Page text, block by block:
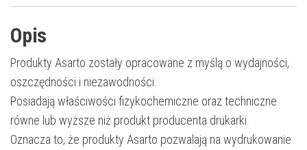
Opis
Produkty Asarto zostały opracowane z myślą o wydajności,
oszczędności i niezawodności.
Posiadają właściwości fizykochemiczne oraz techniczne
równe lub wyższe niż produkt producenta drukarki.
Oznacza to, że produkty Asarto pozwalają na wydrukowanie